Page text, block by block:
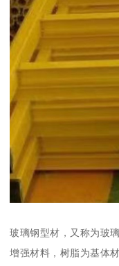
玻璃钢型材，又称为玻
增强材料，树脂为基体